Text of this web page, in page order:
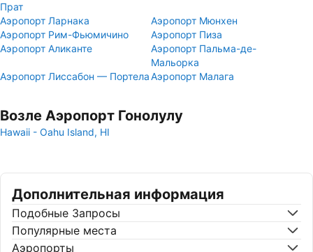
Прат
Аэропорт Ларнака
Аэропорт Мюнхен
Аэропорт Рим-Фьюмичино
Аэропорт Пиза
Аэропорт Аликанте
Аэропорт Пальма-де-
Мальорка
Аэропорт Лиссабон — ПортелаАэропорт Малага
Возле Аэропорт Гонолулу
Hawaii - Oahu Island, HI
Дополнительная информация
Подобные Запросы
Популярные места
Аэропорты